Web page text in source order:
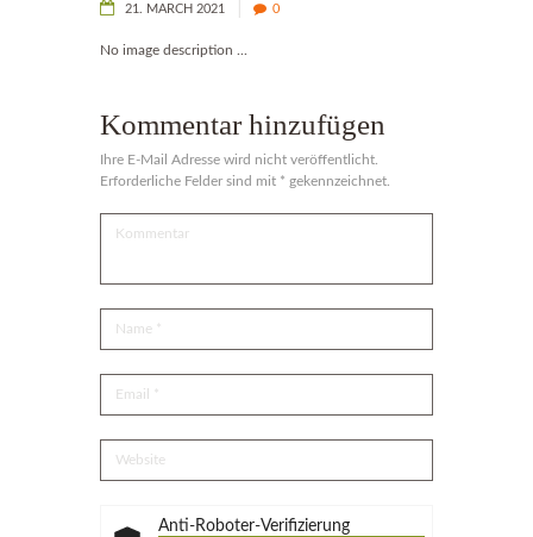
21. MARCH 2021 0
No image description ...
Kommentar hinzufügen
Ihre E-Mail Adresse wird nicht veröffentlicht.
Erforderliche Felder sind mit * gekennzeichnet.
Anti-Roboter-Verifizierung